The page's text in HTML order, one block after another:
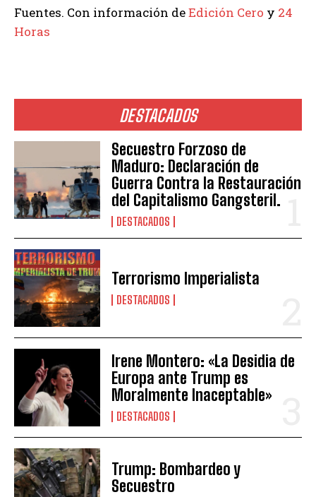
DESTACADOS
Secuestro Forzoso de
Maduro: Declaración de
Guerra Contra la Restauración
del Capitalismo Gangsteril.
DESTACADOS
Terrorismo Imperialista
DESTACADOS
Irene Montero: «La Desidia de
Europa ante Trump es
Moralmente Inaceptable»
DESTACADOS
Trump: Bombardeo y
Secuestro
Fuentes. Con información deEdición Cero y 24
Horas